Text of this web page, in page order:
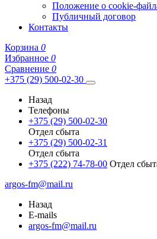
Положение о cookie-
Публичный договор
Контакты
Корзина 0
Избранное 0
Сравнение 0
+375 (29) 500-02-30
Назад
Телефоны
+375 (29) 500-02-30
Отдел сбыта
+375 (29) 500-02-31
Отдел сбыта
+375 (222) 74-78-00 Отдел
argos-fm@mail.ru
Назад
E-mails
argos-fm@mail.ru